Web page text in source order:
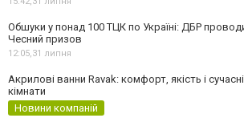
Обшуки у понад 100 ТЦК по Україні: ДБР
Чесний призов
12:05,31 липня
Акрилові ванни Ravak: комфорт, якість і
кімнати
Новини компаній